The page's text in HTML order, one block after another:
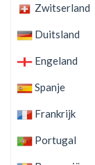
Zwitserland
Duitsland
Engeland
Spanje
Frankrijk
Portugal